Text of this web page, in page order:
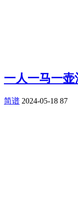
一人一马一
简谱 2024-05-18 87